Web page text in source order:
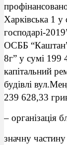
Харківська 1
господарі-
ОСББ
8г” у сумі 199
капітальний
будівлі
239 628,33
– організація
значну